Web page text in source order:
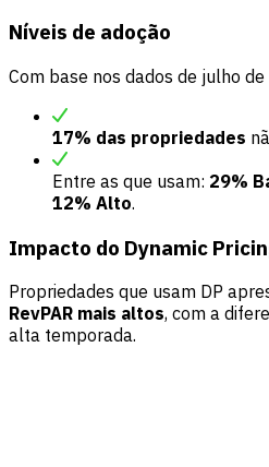
Níveis de adoção
Com base nos dados de julho
17% das propriedades
Entre as que usam: 29%
12% Alto.
Impacto do Dynamic
Propriedades que usam DP
RevPAR mais altos, com a
alta temporada.